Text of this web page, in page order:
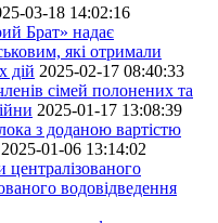
03-18 14:02:16
Брат» надає
які отримали
дій 2025-02-17 08:40:33
сімей полонених та
2025-01-17 13:08:39
з доданою вартістю
2025-01-06 13:14:02
водовідведення